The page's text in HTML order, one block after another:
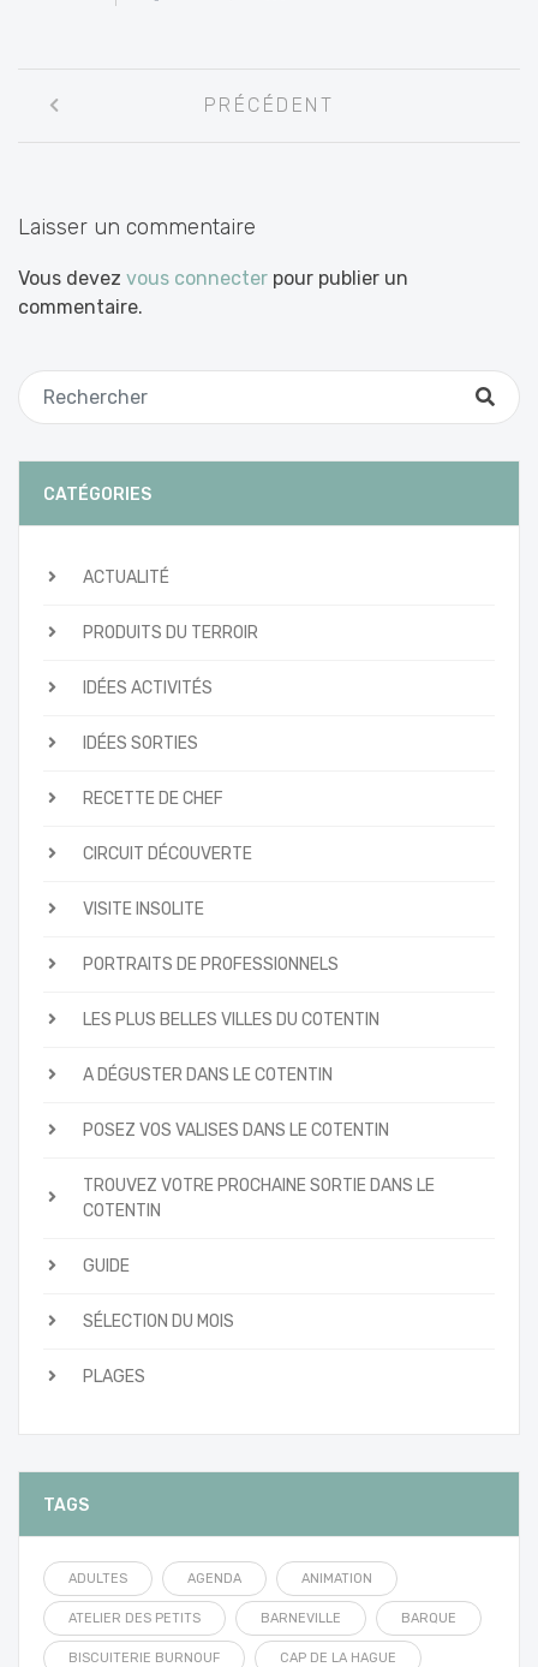
entre
PRÉCÉDENT
Laisser un commentaire
Vous devez vous connecter pour publier un
commentaire.
CATÉGORIES
ACTUALITÉ
PRODUITS DU TERROIR
IDÉES ACTIVITÉS
IDÉES SORTIES
RECETTE DE CHEF
CIRCUIT DÉCOUVERTE
VISITE INSOLITE
PORTRAITS DE PROFESSIONNELS
LES PLUS BELLES VILLES DU COTENTIN
A DÉGUSTER DANS LE COTENTIN
POSEZ VOS VALISES DANS LE COTENTIN
TROUVEZ VOTRE PROCHAINE SORTIE DANS LE
COTENTIN
GUIDE
SÉLECTION DU MOIS
PLAGES
TAGS
ADULTES AGENDA ANIMATION
ATELIER DES PETITS BARNEVILLE BARQUE
BISCUITERIE BURNOUF CAP DE LA HAGUE